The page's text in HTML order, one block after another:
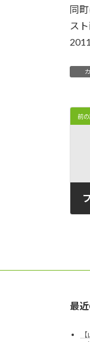
同
ス
前
最